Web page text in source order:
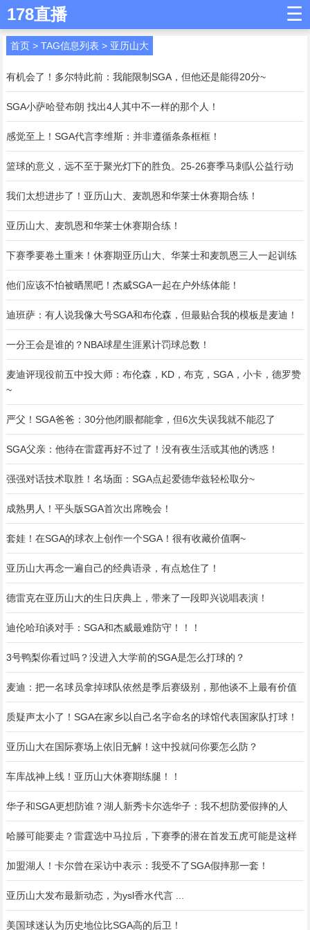
178直播 ☰
首页> TAG信息列表 > 亚历山大
有机会了！多尔特此前：我能限制SGA，但他还是能得20分~
SGA小萨哈登布朗 找出4人其中不一样的那个人！
感觉至上！SGA代言李维斯：并非遵循条条框框！
篮球的意义，远不至于聚光灯下的胜负。25-26赛季马刺队公益行动
我们太想进步了！亚历山大、麦凯恩和华莱士休赛期合练！
亚历山大、麦凯恩和华莱士休赛期合练！
下赛季要卷土重来！休赛期亚历山大、华莱士和麦凯恩三人一起训练
他们应该不怕被晒黑吧！杰威SGA一起在户外练体能！
迪班萨：有人说我像大号SGA和布伦森，但最贴合我的模板是麦迪！
一分王会是谁的？NBA球星生涯累计罚球总数！
麦迪评现役前五中投大师：布伦森，KD，布克，SGA，小卡，德罗赞
~
严父！SGA爸爸：30分他闭眼都能拿，但6次失误我就不能忍了
SGA父亲：他待在雷霆再好不过了！没有夜生活或其他的诱惑！
强强对话技术取胜！名场面：SGA点起爱德华兹轻松取分~
成熟男人！平头版SGA首次出席晚会！
套娃！在SGA的球衣上创作一个SGA！很有收藏价值啊~
亚历山大再念一遍自己的经典语录，有点尬住了！
德雷克在亚历山大的生日庆典上，带来了一段即兴说唱表演！
迪伦哈珀谈对手：SGA和杰威最难防守！！！
3号鸭梨你看过吗？没进入大学前的SGA是怎么打球的？
麦迪：把一名球员拿掉球队依然是季后赛级别，那他谈不上最有价值
质疑声太小了！SGA在家乡以自己名字命名的球馆代表国家队打球！
亚历山大在国际赛场上依旧无解！这中投就问你要怎么防？
车库战神上线！亚历山大休赛期练腿！！
华子和SGA更想防谁？湖人新秀卡尔选华子：我不想防爱假摔的人
哈滕可能要走？雷霆选中马拉后，下赛季的潜在首发五虎可能是这样
加盟湖人！卡尔曾在采访中表示：我受不了SGA假摔那一套！
亚历山大发布最新动态，为ysl香水代言 ...
美国球迷认为历史地位比SGA高的后卫！